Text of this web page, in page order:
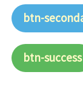
btn-
btn-success